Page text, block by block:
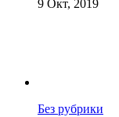
9 Окт, 2019
Без рубрики